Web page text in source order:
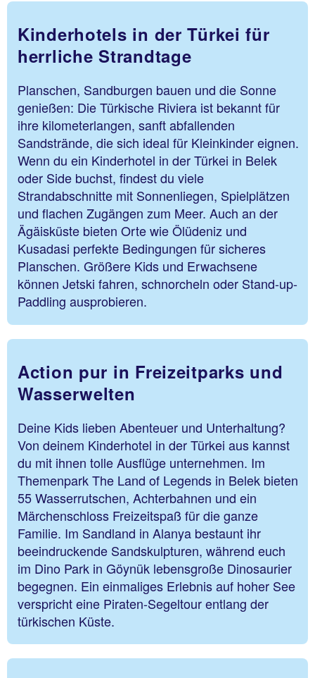
Kinderhotels in der Türkei für
herrliche Strandtage
Planschen, Sandburgen bauen und die Sonne
genießen: Die Türkische Riviera ist bekannt für
ihre kilometerlangen, sanft abfallenden
Sandstrände, die sich ideal für Kleinkinder eignen.
Wenn du ein Kinderhotel in der Türkei in Belek
oder Side buchst, findest du viele
Strandabschnitte mit Sonnenliegen, Spielplätzen
und flachen Zugängen zum Meer. Auch an der
Ägäisküste bieten Orte wie Ölüdeniz und
Kusadasi perfekte Bedingungen für sicheres
Planschen. Größere Kids und Erwachsene
können Jetski fahren, schnorcheln oder Stand-up-
Paddling ausprobieren.
Action pur in Freizeitparks und
Wasserwelten
Deine Kids lieben Abenteuer und Unterhaltung?
Von deinem Kinderhotel in der Türkei aus kannst
du mit ihnen tolle Ausflüge unternehmen. Im
Themenpark The Land of Legends in Belek bieten
55 Wasserrutschen, Achterbahnen und ein
Märchenschloss Freizeitspaß für die ganze
Familie. Im Sandland in Alanya bestaunt ihr
beeindruckende Sandskulpturen, während euch
im Dino Park in Göynük lebensgroße Dinosaurier
begegnen. Ein einmaliges Erlebnis auf hoher See
verspricht eine Piraten-Segeltour entlang der
türkischen Küste.